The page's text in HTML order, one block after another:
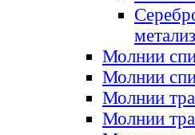
Молнии
Молнии
Молнии
Молнии